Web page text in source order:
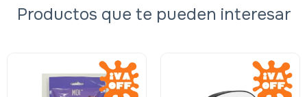
Productos que te pueden interesar